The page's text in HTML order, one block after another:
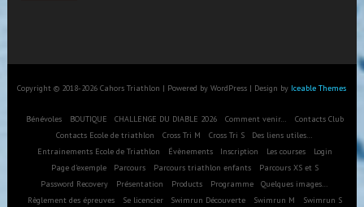
Copyright © 2018-2026 Cahors Triathlon | Powered by WordPress | Design by Iceable Themes
Bénévoles BOUTIQUE CHALLENGE DU DIABLE 2026 Comment venir…
Contacts Club
Contacts Ecole de triathlon
Cross Tri M Cross Tri S
Des liens utiles…
Entrainements Ecole de Triathlon
Évènements Inscription Les courses
Login
Page d’exemple
Parcours Parcours triathlon enfants
Parcours XS et S
Password Recovery
Présentation Products Programme
Quelques images…
Règlement des épreuves
Se licencier Swimrun Découverte Swimrun M Swimrun S